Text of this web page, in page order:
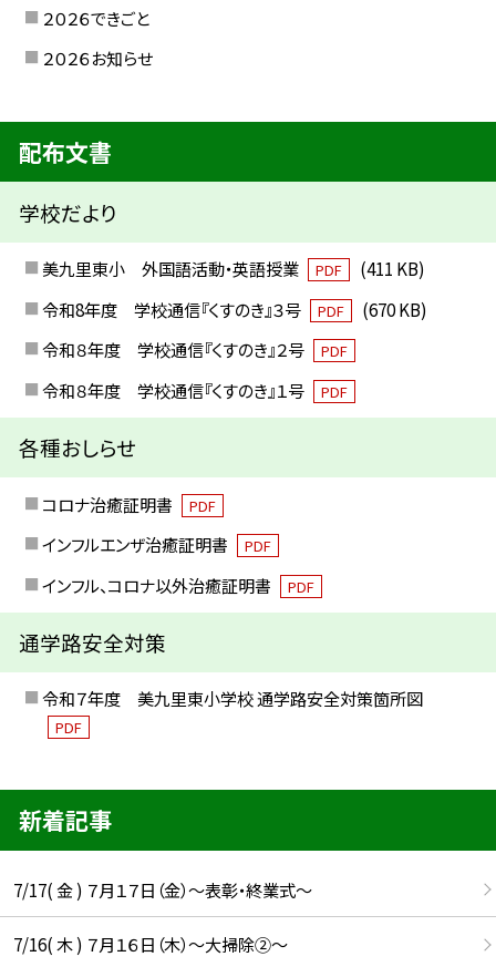
２０２６できごと
２０２６お知らせ
配布文書
学校だより
美九里東小 外国語活動・英語授業 PDF
(411 KB)
令和8年度 学校通信『くすのき』３号
PDF
(670 KB)
令和８年度 学校通信『くすのき』２号
PDF
令和８年度 学校通信『くすのき』１号 PDF
各種おしらせ
コロナ治癒証明書 PDF
インフルエンザ治癒証明書 PDF
インフル、コロナ以外治癒証明書 PDF
通学路安全対策
令和７年度 美九里東小学校 通学路安全対策箇所図
PDF
新着記事
7/17( 金 ) ７月１７日（金）～表彰・終業式～
7/16( 木 ) ７月１６日（木）～大掃除②～